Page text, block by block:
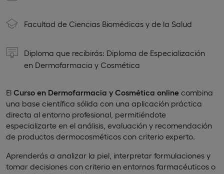
Facultad de Ciencias Biomédicas y de la Salud
Diploma que recibirás: Diploma de Especialización
en Dermofarmacia y Cosmética
El Curso en Dermofarmacia y Cosmética online combina
una base científica sólida con una aplicación práctica
directa al entorno profesional, permitiéndote
especializarte en el análisis, evaluación y recomendación
de productos dermocosméticos con criterio experto.
Aprenderás a analizar la piel, interpretar formulaciones y
tomar decisiones con criterio en entornos farmacéuticos o